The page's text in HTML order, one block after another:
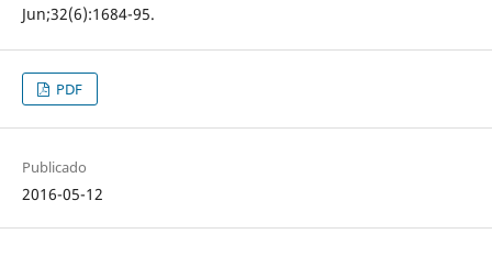
Jun;32(6):1684-95.
PDF
Publicado
2016-05-12